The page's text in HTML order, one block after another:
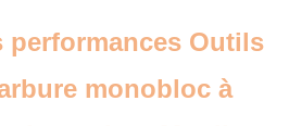
performances Outils
monobloc à